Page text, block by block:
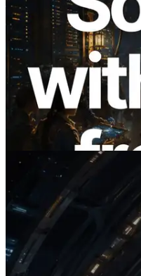
2026.08.05
ERPC mở rộng
với phép đo ping
Validators
thức ra mắt
Đọc bài viết này